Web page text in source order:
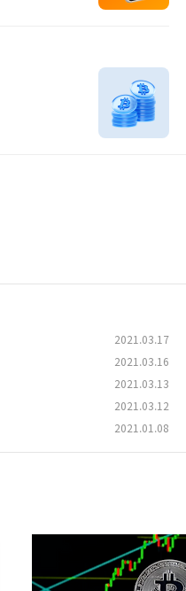
2021.03.17
2021.03.16
2021.03.13
2021.03.12
2021.01.08